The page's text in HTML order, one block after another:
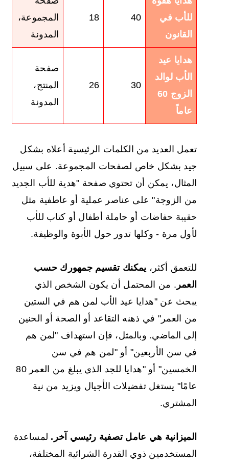
للأب في
القانون
40
18
المجموعة،
المدونة
هدايا عيد
الأب لوالد
الزوج 60
عاماً
30
26
صفحة
المنتج،
المدونة
تعمل العديد من الكلمات الرئيسية أعلاه بشكل
جيد بشكل خاص لصفحات المجموعة. على سبيل
المثال، يمكن أن تحتوي صفحة "هدية للأب الجديد
من الزوجة" على عناصر عملية أو عاطفية مثل
حقيبة حفاضات أو حاملة أطفال أو كتاب للأب
لأول مرة - وكلها تدور حول الأبوة والوظيفة.
للتعمق أكثر، يمكنك تقسيم جمهورك حسب
العمر . من المحتمل أن يكون الشخص الذي
يبحث عن "هدايا عيد الأب لمن هم في الستين
من العمر" في ذهنه التقاعد أو الصحة أو الحنين
إلى الماضي. وبالمثل، فإن استهداف "لمن هم
في سن الأربعين" أو "لمن هم في سن
الخمسين" أو "هدايا للجد الذي يبلغ من العمر 80
عامًا" يستغل تفضيلات الأجيال ويزيد من نية
المشتري.
الميزانية هي عامل تصفية رئيسي آخر. لمساعدة
المستخدمين ذوي القدرة الشرائية المختلفة،